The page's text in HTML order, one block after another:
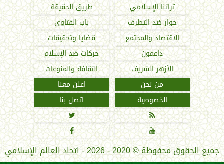
تراثنا الإسلامي
طريق الحقيقة
حوار ضد التطرف
باب الفتاوى
الاقتصاد والمجتمع
قضايا وتحقيقات
داعمون
حركات ضد الإسلام
الأزهر الشريف
الثقافة والمنوعات
من نحن
اعلن معنا
الخصوصية
اتصل بنا




جميع الحقوق محفوظة©2020 - 2026 - اتحاد العالم الإسلامي